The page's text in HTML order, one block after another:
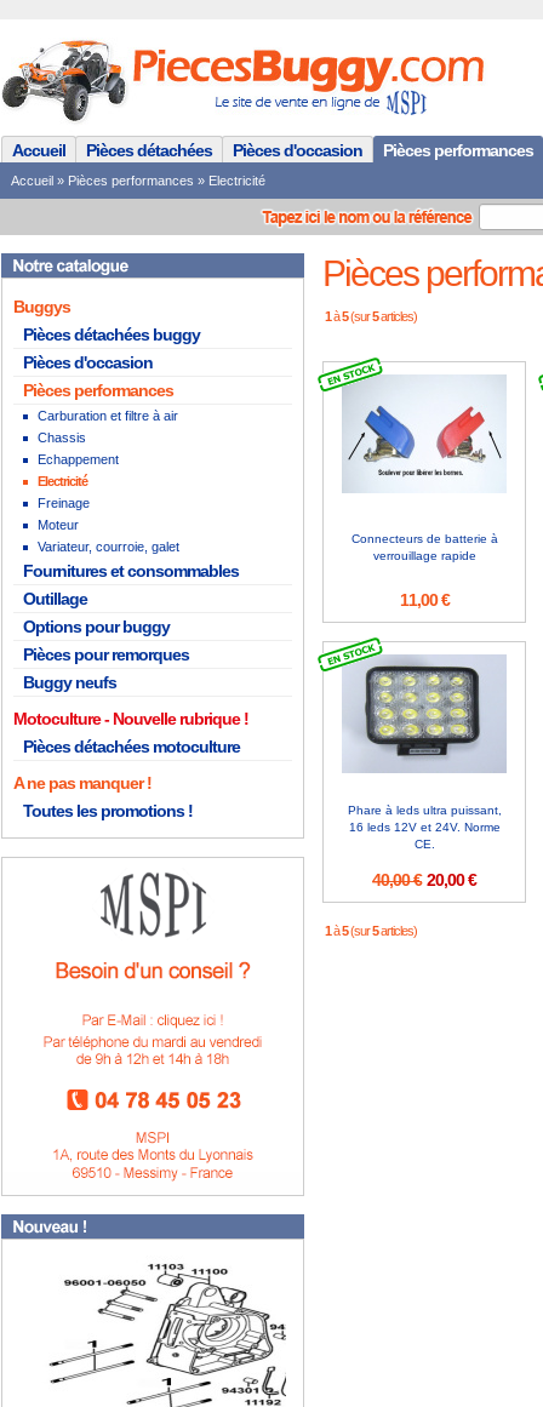
Accueil Pièces détachées Pièces d'occasion Pièces performances
Accueil » Pièces performances » Electricité
Buggys
Pièces détachées buggy
Pièces d'occasion
Pièces performances
Carburation et filtre à air
Chassis
Echappement
Electricité
Freinage
Moteur
Variateur, courroie, galet
Fournitures et consommables
Outillage
Options pour buggy
Pièces pour remorques
Buggy neufs
Motoculture
Pièces détachées motoculture
A ne pas manquer !
Toutes les promotions !
Pièces
1à5(sur5articles)
Connecteurs de batterie à
verrouillage rapide
11,00 €
Phare à leds ultra puissant,
16 leds 12V et 24V. Norme
CE.
40,00 € 20,00 €
1à5(sur5articles)